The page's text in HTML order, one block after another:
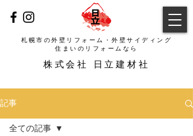
札幌市の外壁リフォーム・外壁サイディング
​株式会社 日立建材社
​住まいのリフォームなら
記事
全ての記事